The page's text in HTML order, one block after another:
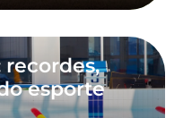
esporte